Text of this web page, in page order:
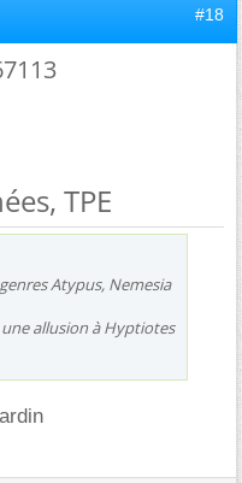
#18
TPE
Atypus, Nemesia
allusion àHyptiotes